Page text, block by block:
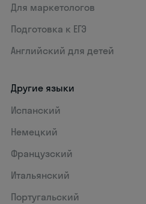
Для маркетологов
Подготовка к ЕГЭ
Английский для детей
Другие языки
Испанский
Немецкий
Французский
Итальянский
Португальский